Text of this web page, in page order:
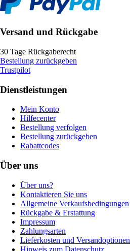
Versand und Rückgabe
30 Tage Rückgaberecht
Bestellung zurückgeben
Trustpilot
Dienstleistungen
Mein Konto
Hilfecenter
Bestellung verfolgen
Bestellung zurückgeben
Rabattcodes
Über uns
Über uns?
Kontaktieren Sie uns
Allgemeine Verkaufsbedingungen
Rückgabe & Erstattung
Impressum
Zahlungsarten
Lieferkosten und Versandoptionen
Hinweis zum Datenschutz